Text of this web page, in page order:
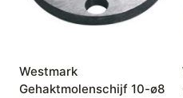
Westmark
Gehaktmolenschijf 10-ø8